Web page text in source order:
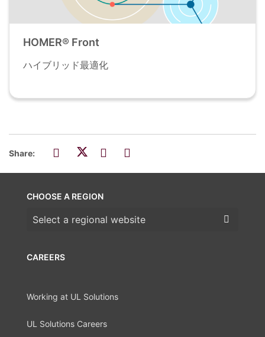
HOMER® Front
ハイブリッド最適化
Share:
CAREERS
Working at UL Solutions
UL Solutions Careers
CHOOSE A REGION
Choose a region